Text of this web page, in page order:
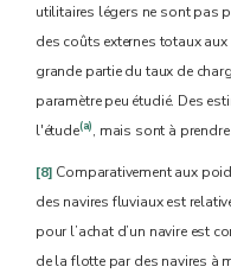
utilitaires légers ne sont pas
des coûts externes totaux
grande partie du taux de
paramètre peu étudié. Des
l'étude(a), mais sont à
[8] Comparativement aux
des navires fluviaux est
pour l’achat d’un navire est
de la flotte par des navires à